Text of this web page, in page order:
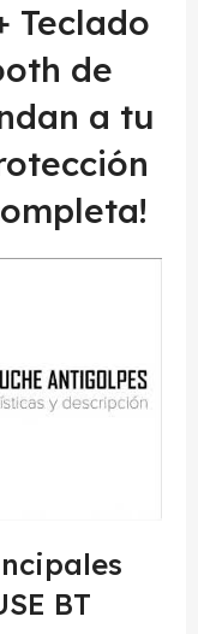
Teclado
de
a tu
BT